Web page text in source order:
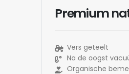
Premium
Vers geteelt
Na de oogst
Organische